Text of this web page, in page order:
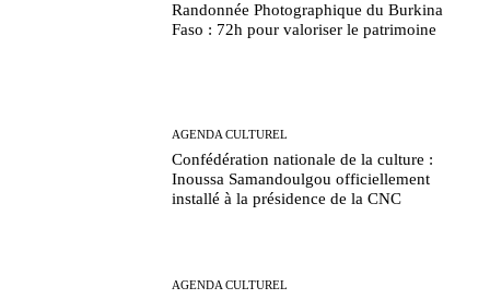
Randonnée Photographique du Burkina
Faso : 72h pour valoriser le patrimoine
AGENDA CULTUREL
Confédération nationale de la culture :
Inoussa Samandoulgou officiellement
installé à la présidence de la CNC
AGENDA CULTUREL